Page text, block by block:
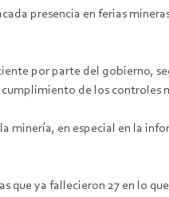
presencia en ferias
por parte del gobierno,
de los controles
minería, en especial en la
que ya fallecieron 27 en lo